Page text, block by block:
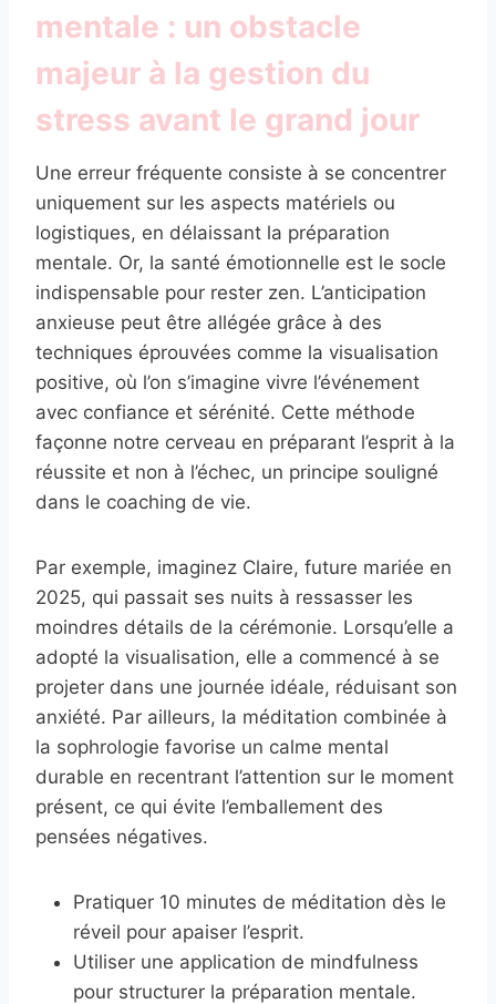
mentale : un obstacle
majeur à la gestion du
stress avant le grand jour
Une erreur fréquente consiste à se concentrer
uniquement sur les aspects matériels ou
logistiques, en délaissant la préparation
mentale. Or, la santé émotionnelle est le socle
indispensable pour rester zen. L’anticipation
anxieuse peut être allégée grâce à des
techniques éprouvées comme la visualisation
positive, où l’on s’imagine vivre l’événement
avec confiance et sérénité. Cette méthode
façonne notre cerveau en préparant l’esprit à la
réussite et non à l’échec, un principe souligné
dans le coaching de vie.
Par exemple, imaginez Claire, future mariée en
2025, qui passait ses nuits à ressasser les
moindres détails de la cérémonie. Lorsqu’elle a
adopté la visualisation, elle a commencé à se
projeter dans une journée idéale, réduisant son
anxiété. Par ailleurs, la méditation combinée à
la sophrologie favorise un calme mental
durable en recentrant l’attention sur le moment
présent, ce qui évite l’emballement des
pensées négatives.
Pratiquer 10 minutes de méditation dès le
réveil pour apaiser l’esprit.
Utiliser une application de mindfulness
pour structurer la préparation mentale.